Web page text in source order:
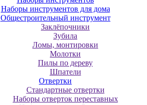
Наборы инструментов для дома
Общестроительный инструмент
Заклёпочники
Зубила
Ломы, монтировки
Молотки
Пилы по дереву
Шпатели
Отвертки
Cтандартные отвертки
Наборы отверток переставных